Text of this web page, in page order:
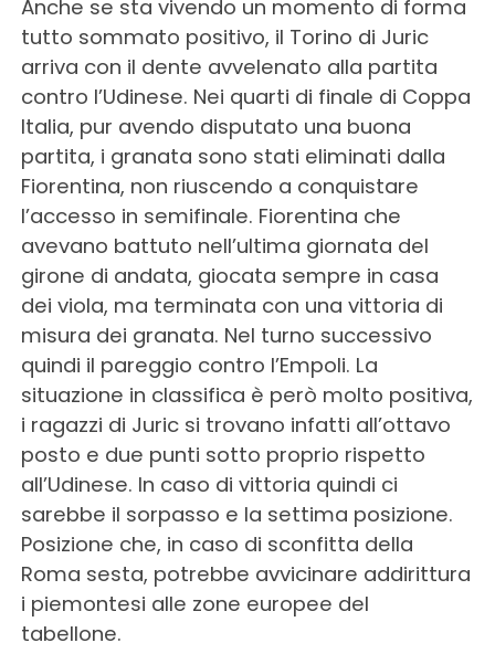
Anche se sta vivendo un momento di forma
tutto sommato positivo, il Torino di Juric
arriva con il dente avvelenato alla partita
contro l’Udinese. Nei quarti di finale di Coppa
Italia, pur avendo disputato una buona
partita, i granata sono stati eliminati dalla
Fiorentina, non riuscendo a conquistare
l’accesso in semifinale. Fiorentina che
avevano battuto nell’ultima giornata del
girone di andata, giocata sempre in casa
dei viola, ma terminata con una vittoria di
misura dei granata. Nel turno successivo
quindi il pareggio contro l’Empoli. La
situazione in classifica è però molto positiva,
i ragazzi di Juric si trovano infatti all’ottavo
posto e due punti sotto proprio rispetto
all’Udinese. In caso di vittoria quindi ci
sarebbe il sorpasso e la settima posizione.
Posizione che, in caso di sconfitta della
Roma sesta, potrebbe avvicinare addirittura
i piemontesi alle zone europee del
tabellone.